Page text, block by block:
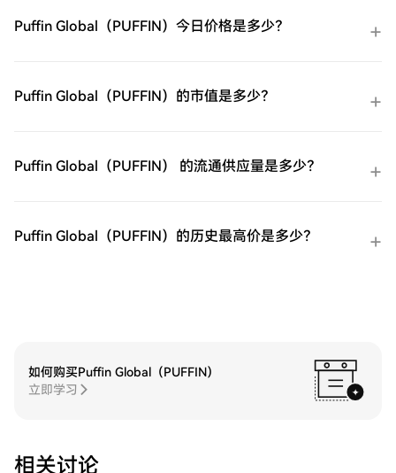
台上直接与其他用户交易。HTX场外交易台
（SAMSUNG）购买完您的三星
（SAMSUNG）后，将其存储在您的HTX账户
四步：交易三星（SAMSUNG）在HTX的现货
市场轻松交易三星（SAMSUNG)。访问您的
者提供了友好的用户体验。
Puffin Global（PUFFIN）今日价格是多少？
Puffin Global（PUFFIN）的市值是多少？
Puffin Global（PUFFIN） 的流通供应量是多少？
Puffin Global（PUFFIN）的历史最高价是多少？
如何购买Puffin Global（PUFFIN）
立即学习
相关讨论